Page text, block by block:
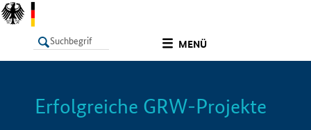
MENÜ
LISTE Info
Erfolgreiche GRW-Projekte